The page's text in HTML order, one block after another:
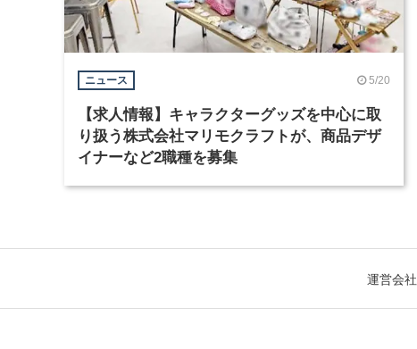
ニュース 5/20
【求人情報】キャラクターグッズを中心に取
り扱う株式会社マリモクラフトが、商品デザ
イナーなど2職種を募集
運営会社